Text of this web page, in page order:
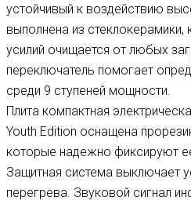
устойчивый к воздействию
выполнена из стеклокерамики,
усилий очищается от любых
переключатель помогает
среди 9 ступеней мощности.
Плита компактная
Youth Edition оснащена
которые надежно фиксируют
Защитная система выключает
перегрева. Звуковой сигнал